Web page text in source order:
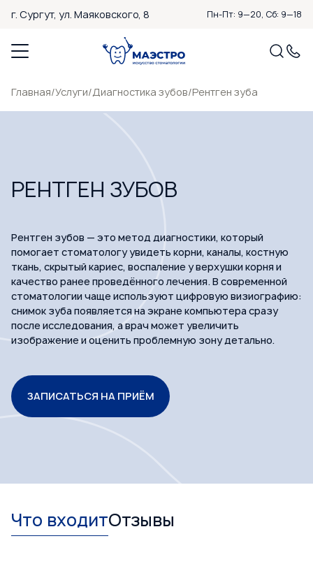
г. Сургут, ул. Маяковского, 8 Пн-Пт: 9—20, Сб: 9—18
Главная/Услуги/Диагностика зубов/Рентген зуба
РЕНТГЕН ЗУБОВ
Рентген зубов — это метод диагностики, который
помогает стоматологу увидеть корни, каналы, костную
ткань, скрытый кариес, воспаление у верхушки корня и
качество ранее проведённого лечения. В современной
стоматологии чаще используют цифровую визиографию:
снимок зуба появляется на экране компьютера сразу
после исследования, а врач может увеличить
изображение и оценить проблемную зону детально.
ЗАПИСАТЬСЯ НА ПРИЁМ
Что входитОтзывы